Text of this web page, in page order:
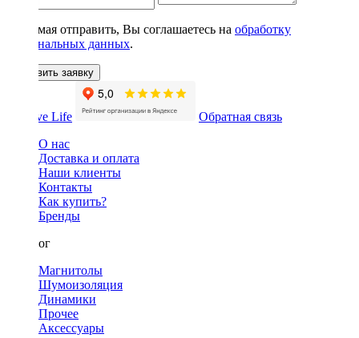
Нажимая отправить, Вы соглашаетесь на обработку
персональных данных.
Оставить заявку
Обратная связь
О нас
Доставка и оплата
Наши клиенты
Контакты
Как купить?
Бренды
Каталог
Магнитолы
Шумоизоляция
Динамики
Прочее
Аксессуары